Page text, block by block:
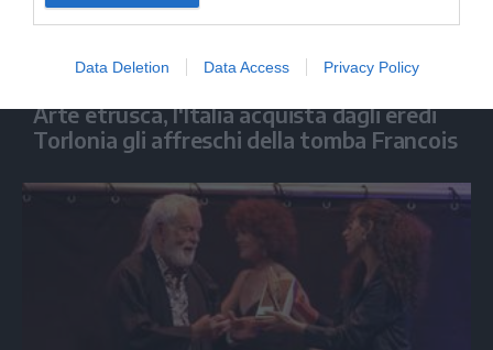
Data Deletion Data Access Privacy Policy
SPETTACOLO
Arte etrusca, l'Italia acquista dagli eredi
Torlonia gli affreschi della tomba Francois